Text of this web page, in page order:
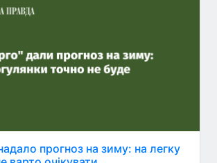
прогноз на зиму: на легку